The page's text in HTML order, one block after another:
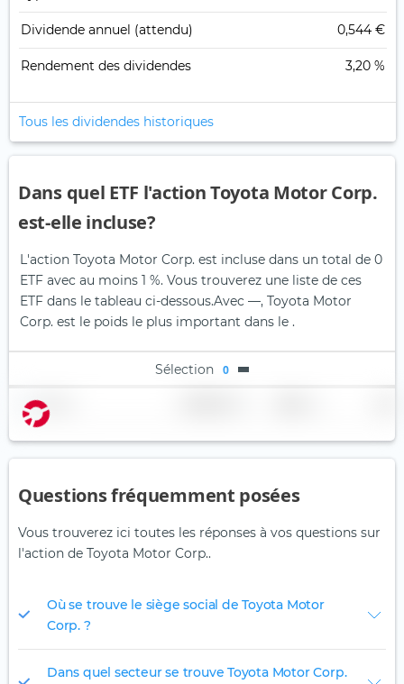
Dividende annuel (attendu) 0,544 €
Rendement des dividendes 3,20 %
Tous les dividendes historiques
Dans quel ETF l'action Toyota Motor Corp.
est-elle incluse?
L'action Toyota Motor Corp. est incluse dans un total de 0
ETF avec au moins 1 %. Vous trouverez une liste de ces
ETF dans le tableau ci-dessous.Avec —, Toyota Motor
Corp. est le poids le plus important dans le .
Sélection 0
Nom
Questions fréquemment posées
Vous trouverez ici toutes les réponses à vos questions sur
l'action de Toyota Motor Corp..
Où se trouve le siège social de Toyota Motor
Corp. ?
Dans quel secteur se trouve Toyota Motor Corp.